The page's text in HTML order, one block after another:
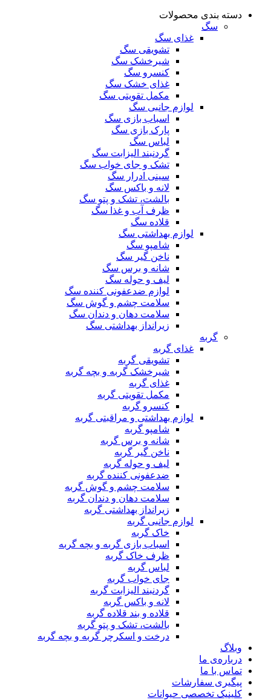
دسته بندی محصولات
سگ
غذای سگ
تشویقی سگ
شیرخشک سگ
کنسرو سگ
غذای خشک سگ
مکمل تقویتی سگ
لوازم جانبی سگ
اسباب بازی سگ
پارک بازی سگ
لباس سگ
گردنبند الیزابت سگ
تشک و جای خواب سگ
سینی ادرار سگ
لانه و باکس سگ
بالشت، تشک و پتو سگ
ظرف آب و غذا سگ
قلاده سگ
لوازم بهداشتی سگ
شامپو سگ
ناخن گیر سگ
شانه و برس سگ
لیف و حوله سگ
لوازم ضدعفونی کننده سگ
سلامت چشم و گوش سگ
سلامت دهان و دندان سگ
زیرانداز بهداشتی سگ
گربه
غذای گربه
تشویقی گربه
شیرخشک گربه و بچه گربه
غذای گربه
مکمل تقویتی گربه
کنسرو گربه
لوازم بهداشتی و مراقبتی گربه
شامپو گربه
شانه و برس گربه
ناخن گیر گربه
لیف و حوله گربه
ضدعفونی کننده گربه
سلامت چشم و گوش گربه
سلامت دهان و دندان گربه
زیرانداز بهداشتی گربه
لوازم جانبی گربه
خاک گربه
اسباب بازی گربه و بچه گربه
ظرف خاک گربه
لباس گربه
جای خواب گربه
گردنبند الیزابت گربه
لانه و باکس گربه
قلاده و بند قلاده گربه
بالشت، تشک و پتو گربه
درخت و اسکرچر گربه و بچه گربه
وبلاگ
درباره‌ی ما
تماس با ما
پیگیری سفارشات
کلینیک تخصصی حیوانات